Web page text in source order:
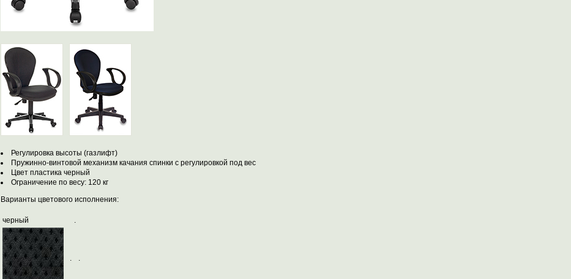
Регулировка высоты (газлифт)
Пружинно-винтовой механизм качания спинки с регулировкой под вес
Цвет пластика черный
Ограничение по весу: 120 кг
Варианты цветового исполнения:
черный .
. .